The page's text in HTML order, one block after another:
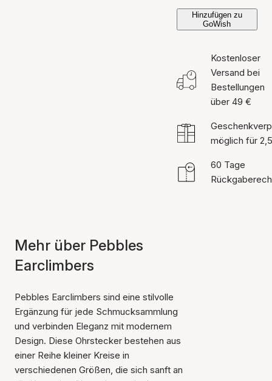
Hinzufügen zu
GoWish
Kostenloser
Versand bei
Bestellungen
über 49 €
möglich für
60 Tage
Mehr über Pebbles
Earclimbers
Pebbles Earclimbers sind eine stilvolle
Ergänzung für jede Schmucksammlung
und verbinden Eleganz mit modernem
Design. Diese Ohrstecker bestehen aus
einer Reihe kleiner Kreise in
verschiedenen Größen, die sich sanft an